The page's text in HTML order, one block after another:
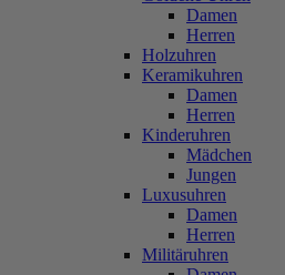
Damen
Herren
Holzuhren
Keramikuhren
Damen
Herren
Kinderuhren
Mädchen
Jungen
Luxusuhren
Damen
Herren
Militäruhren